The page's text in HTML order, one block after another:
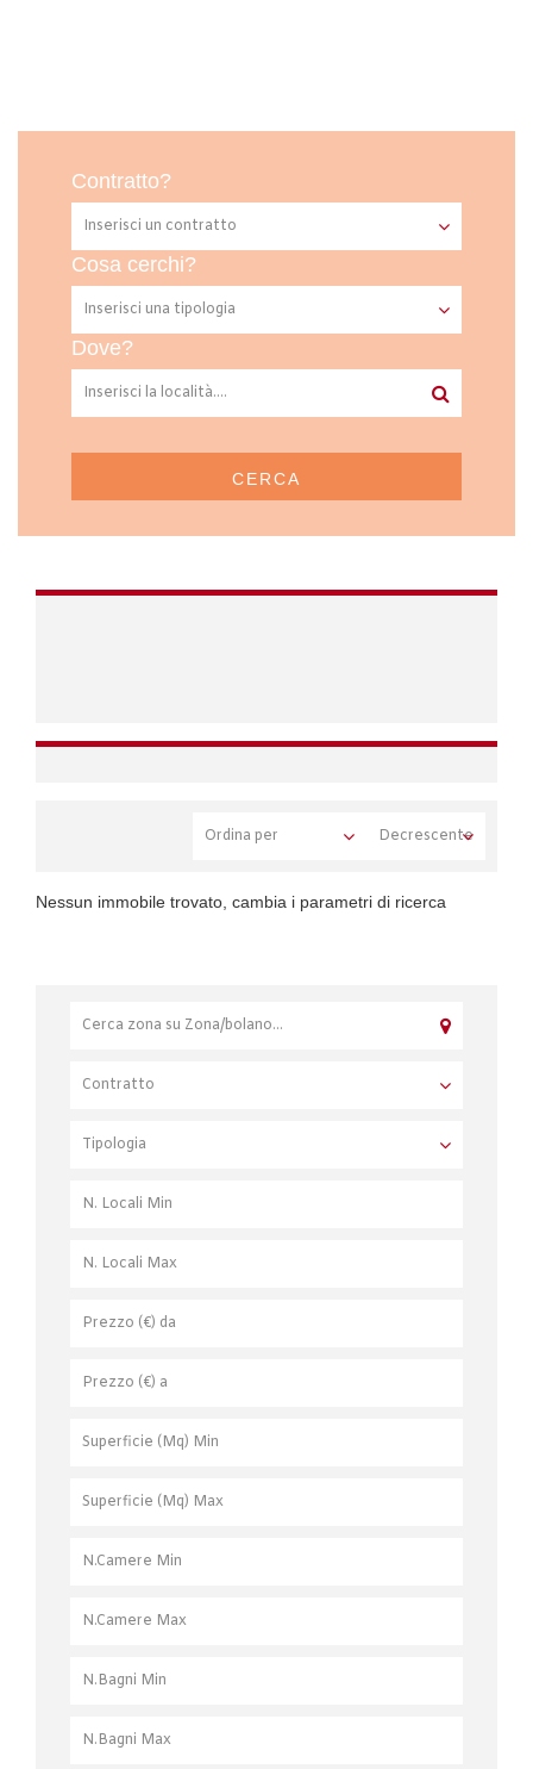
Contratto?
Cosa cerchi?
Dove?
CERCA
Nessun immobile trovato, cambia i parametri di ricerca